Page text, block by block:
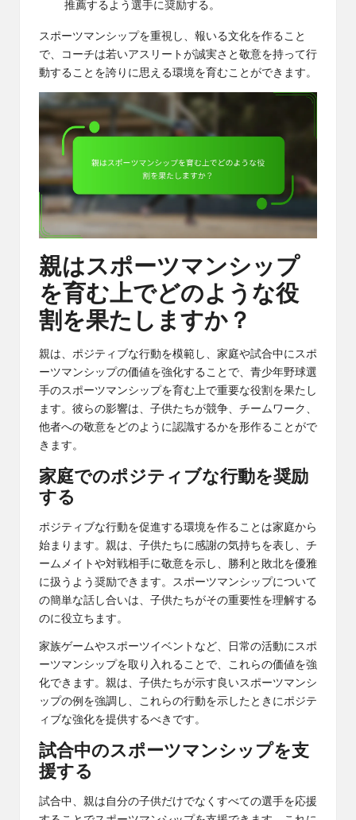
推薦するよう選手に奨励する。
スポーツマンシップを重視し、報いる文化を作ること
で、コーチは若いアスリートが誠実さと敬意を持って行
動することを誇りに思える環境を育むことができます。
親はスポーツマンシップ
を育む上でどのような役
割を果たしますか？
親は、ポジティブな行動を模範し、家庭や試合中にスポ
ーツマンシップの価値を強化することで、青少年野球選
手のスポーツマンシップを育む上で重要な役割を果たし
ます。彼らの影響は、子供たちが競争、チームワーク、
他者への敬意をどのように認識するかを形作ることがで
きます。
家庭でのポジティブな行動を奨励
する
ポジティブな行動を促進する環境を作ることは家庭から
始まります。親は、子供たちに感謝の気持ちを表し、チ
ームメイトや対戦相手に敬意を示し、勝利と敗北を優雅
に扱うよう奨励できます。スポーツマンシップについて
の簡単な話し合いは、子供たちがその重要性を理解する
のに役立ちます。
家族ゲームやスポーツイベントなど、日常の活動にスポ
ーツマンシップを取り入れることで、これらの価値を強
化できます。親は、子供たちが示す良いスポーツマンシ
ップの例を強調し、これらの行動を示したときにポジテ
ィブな強化を提供するべきです。
試合中のスポーツマンシップを支
援する
試合中、親は自分の子供だけでなくすべての選手を応援